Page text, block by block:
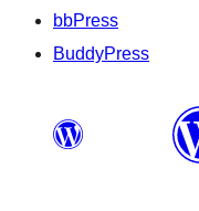
bbPress
BuddyPress